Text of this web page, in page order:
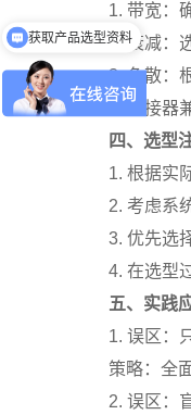
1. 带宽：
2. 衰减：
3. 色散：
4. 连接器
四、选型
1. 根据实
2. 考虑系
3. 优先选
4. 在选型
五、实践
1. 误区：
策略：全
2. 误区：
获取产品选型资料
获取价格